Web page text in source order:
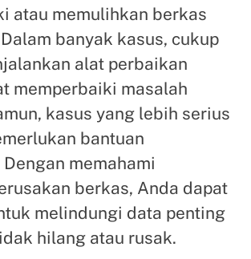
atau memulihkan berkas
banyak kasus, cukup
alat perbaikan
memperbaiki masalah
kasus yang lebih serius
bantuan
memahami
berkas, Anda dapat
melindungi data penting
hilang atau rusak.